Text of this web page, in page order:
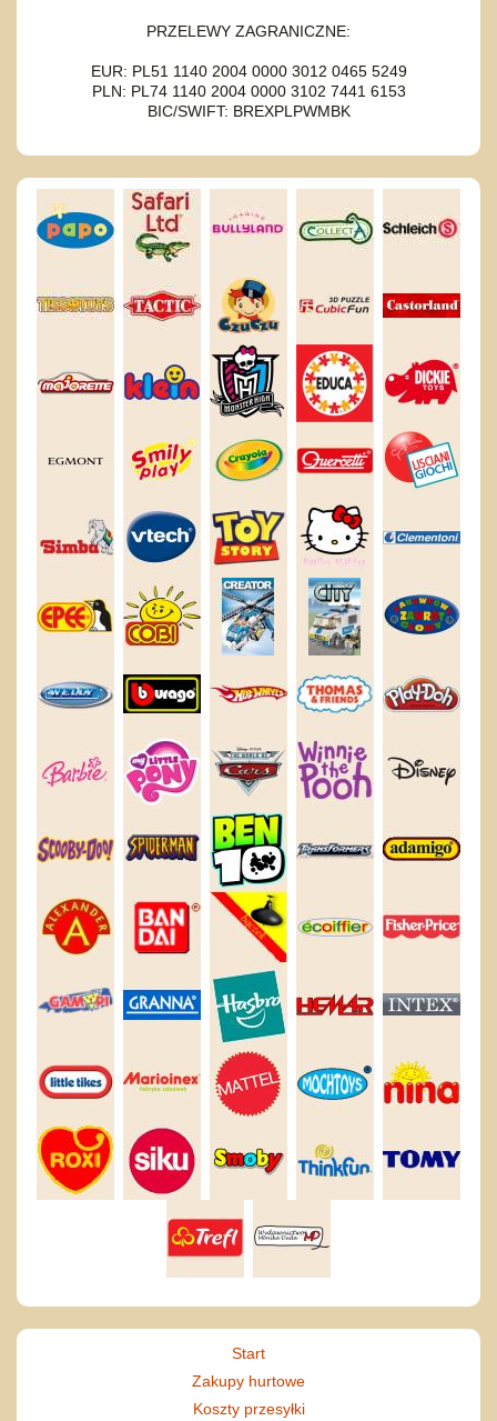
PRZELEWY ZAGRANICZNE:
EUR: PL51 1140 2004 0000 3012 0465 5249
PLN: PL74 1140 2004 0000 3102 7441 6153
BIC/SWIFT: BREXPLPWMBK
Start
Zakupy hurtowe
Koszty przesyłki